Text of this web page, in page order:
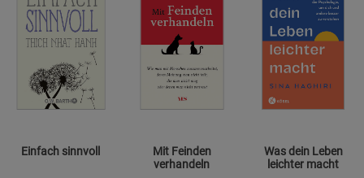
Einfach sinnvoll
Mit Feinden
verhandeln
Was dein Leben
leichter macht